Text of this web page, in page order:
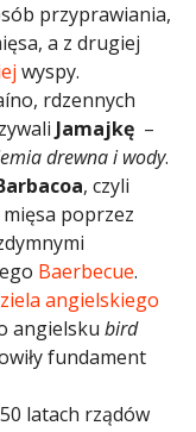
przyprawiania,
a z drugiej
wyspy.
rdzennych
Jamajkę –
drewna i wody.
, czyli
poprzez
Baerbecue.
ziela angielskiego
angielsku bird
fundament
latach rządów